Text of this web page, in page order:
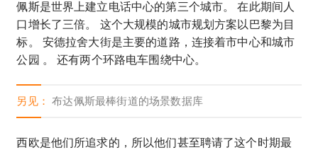
佩斯是世界上建立电话中心的第三个城市。 在此期间人
口增长了三倍。 这个大规模的城市规划方案以巴黎为目
标。 安德拉舍大街是主要的道路，连接着市中心和城市
公园 。 还有两个环路电车围绕中心。
另见：布达佩斯最棒街道的场景数据库
西欧是他们所追求的，所以他们甚至聘请了这个时期最